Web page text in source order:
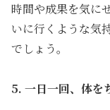
時間や成果を気に
いに行くような気
でしょう。
5. 一日一回、体を